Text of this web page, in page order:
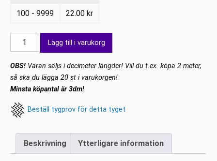
100 - 9999 22.00kr
Lycra
glitter
Flash
Ljusturkos-
blått-
mängd
Lägg till i varukorg
OBS! Varan säljs i decimeter längder! Vill du t.ex. köpa 2 meter,
så ska du lägga 20 st i varukorgen!
Minsta köpantal är 3dm!
Beställ tygprov för detta tyget
Beskrivning Ytterligare information